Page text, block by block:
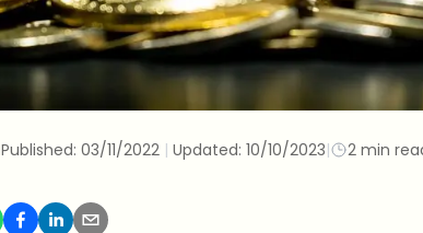
Published: 03/11/2022 | Updated: 10/10/2023| 2 min